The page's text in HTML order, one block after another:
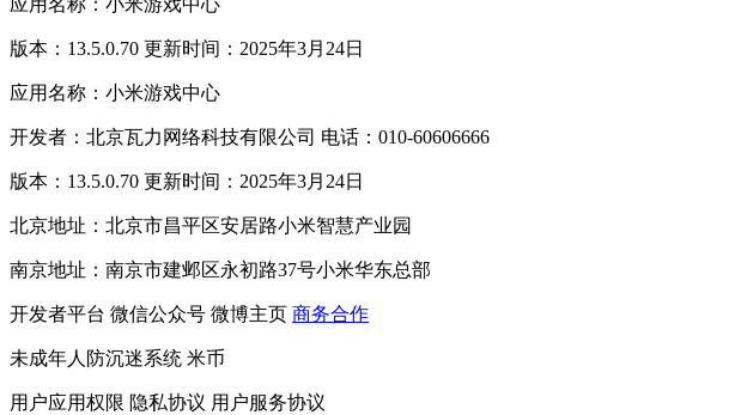
版本：13.5.0.70 更新时间：2025年3月24日
应用名称：小米游戏中心
开发者：北京瓦力网络科技有限公司 电话：010-60606666
版本：13.5.0.70 更新时间：2025年3月24日
北京地址：北京市昌平区安居路小米智慧产业园
南京地址：南京市建邺区永初路37号小米华东总部
开发者平台 微信公众号 微博主页 商务合作
未成年人防沉迷系统 米币
用户应用权限 隐私协议 用户服务协议